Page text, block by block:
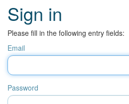
Sign in
Please fill in the following entry fields:
Email
Password